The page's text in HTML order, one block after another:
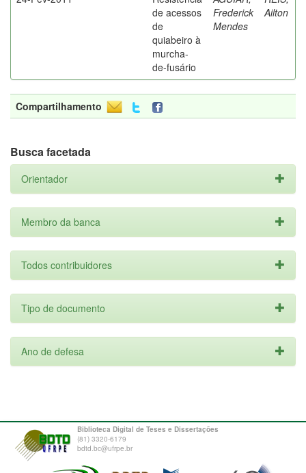
de acessos
de
quiabeiro à
murcha-
de-fusário
Frederick
Mendes
Ailton
Compartilhamento
Busca facetada
Orientador
Membro da banca
Todos contribuidores
Tipo de documento
Ano de defesa
Biblioteca Digital de Teses e Dissertações
(81) 3320-6179
bdtd.bc@ufrpe.br